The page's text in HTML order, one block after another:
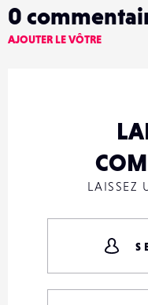
0
AJOUTER LE VÔTRE
LAISSEZ